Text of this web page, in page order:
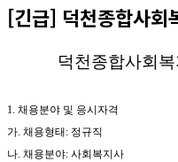
[긴급] 덕천종합사회
덕천종합사회
1. 채용분야 및 응시자격
가. 채용형태 : 정규직
나. 채용분야: 사회복지사